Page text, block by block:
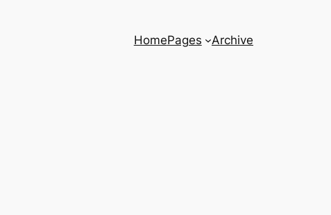
HomePages Archive